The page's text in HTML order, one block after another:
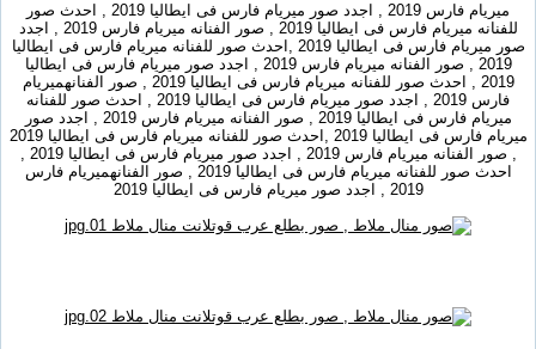
ميريام فارس 2019 , اجدد صور ميريام فارس فى ايطاليا 2019 , احدث صور
للفنانه ميريام فارس فى ايطاليا 2019 , صور الفنانه ميريام فارس 2019 , اجدد
صور ميريام فارس فى ايطاليا 2019 ,احدث صور للفنانه ميريام فارس فى ايطاليا
2019 , صور الفنانه ميريام فارس 2019 , اجدد صور ميريام فارس فى ايطاليا
2019 , احدث صور للفنانه ميريام فارس فى ايطاليا 2019 , صور الفنانهميريام
فارس 2019 , اجدد صور ميريام فارس فى ايطاليا 2019 , احدث صور للفنانه
ميريام فارس فى ايطاليا 2019 , صور الفنانه ميريام فارس 2019 , اجدد صور
ميريام فارس فى ايطاليا 2019 ,احدث صور للفنانه ميريام فارس فى ايطاليا 2019
, صور الفنانه ميريام فارس 2019 , اجدد صور ميريام فارس فى ايطاليا 2019 ,
احدث صور للفنانه ميريام فارس فى ايطاليا 2019 , صور الفنانهميريام فارس
2019 , اجدد صور ميريام فارس فى ايطاليا 2019